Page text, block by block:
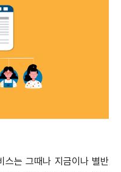
스는 그때나 지금이나 별반